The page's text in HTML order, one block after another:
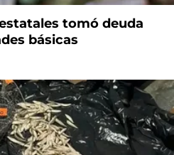
tomó deuda
básicas